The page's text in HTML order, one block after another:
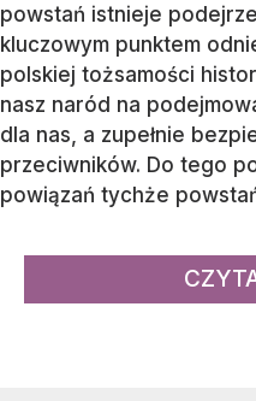
powstań istnieje
kluczowym punktem
polskiej tożsamości
nasz naród na
dla nas, a zupełnie
przeciwników. Do tego
powiązań tychże